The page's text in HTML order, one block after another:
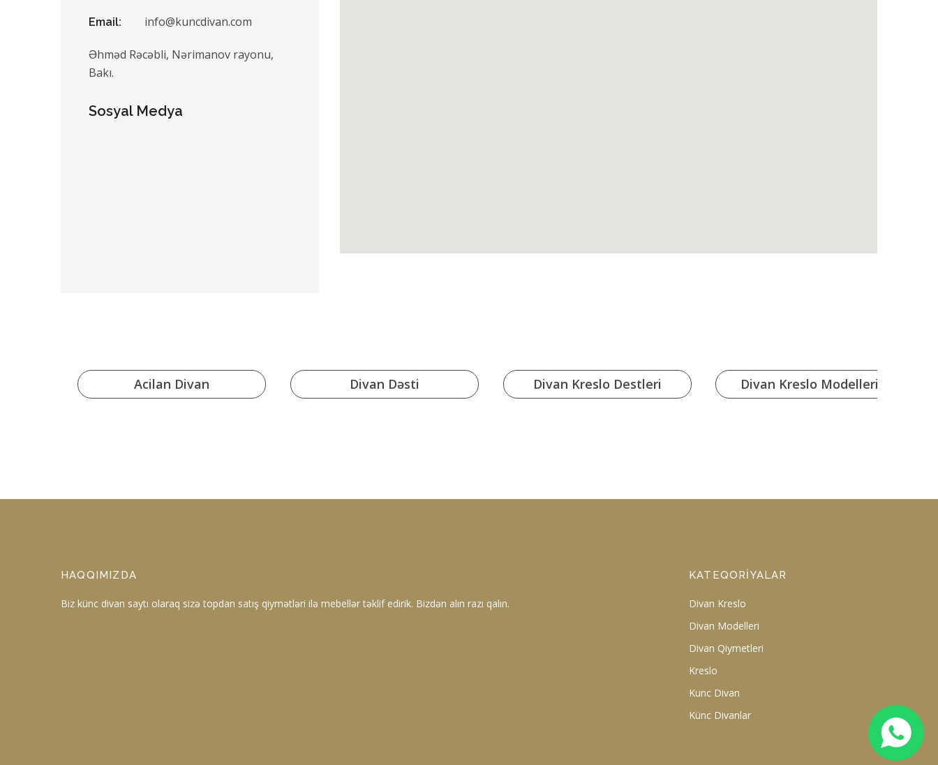
Email: info@kuncdivan.com
Əhməd Rəcəbli, Nərimanov rayonu,
Bakı.
Sosyal Medya
Acilan Divan Divan Dəsti Divan Kreslo Destleri Divan Kreslo Modelleri
HAQQIMIZDA
Biz künc divan saytı olaraq sizə topdan satış qiymətləri ilə mebellər təklif edirik. Bizdən alın razı qalın.
KATEQORIYALAR
Divan Kreslo
Divan Modelleri
Divan Qiymetleri
Kreslo
Kunc Divan
Künc Divanlar